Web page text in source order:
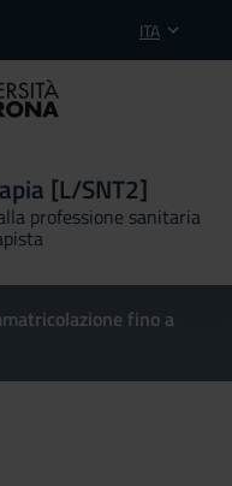
ITA
[L/SNT2]
professione sanitaria
fino a